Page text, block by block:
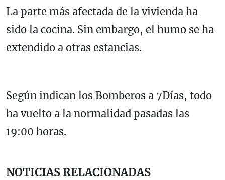
La parte más afectada de la vivienda ha
sido la cocina. Sin embargo, el humo se ha
extendido a otras estancias.
Según indican los Bomberos a 7Días, todo
ha vuelto a la normalidad pasadas las
19:00 horas.
NOTICIAS RELACIONADAS